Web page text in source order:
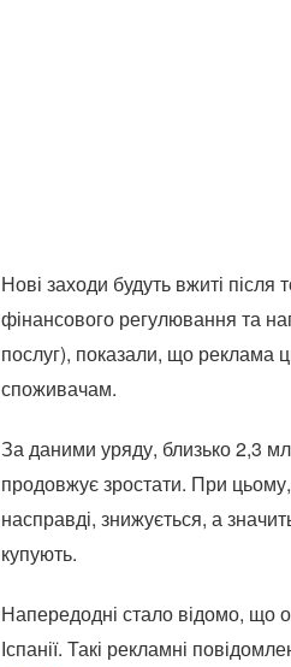
Нові заходи будуть вжиті
фінансового регулювання та
послуг), показали, що реклама
споживачам.
За даними уряду, близько 2,3
продовжує зростати. При
насправді, знижується, а
купують.
Напередодні стало відомо, що
Іспанії. Такі рекламні